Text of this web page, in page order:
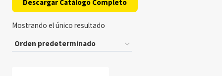
Descargar Catálogo Completo
Mostrando el único resultado